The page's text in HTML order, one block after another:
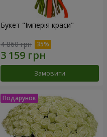
Букет "Імперія краси"
4 860 грн
Замовити